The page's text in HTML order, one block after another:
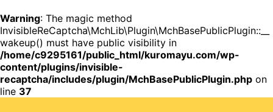
Warning: The magic method
InvisibleReCaptcha\MchLib\Plugin\MchBasePublicPlugin::__
wakeup() must have public visibility in
/home/c9295161/public_html/kuromayu.com/wp-
content/plugins/invisible-
recaptcha/includes/plugin/MchBasePublicPlugin.php on
line 37